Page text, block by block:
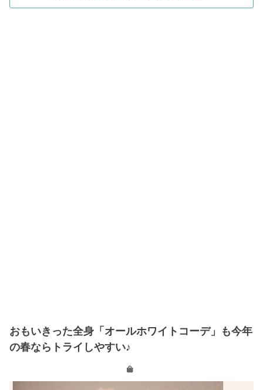
おもいきった全身「オールホワイトコーデ」も今年
の春ならトライしやすい♪